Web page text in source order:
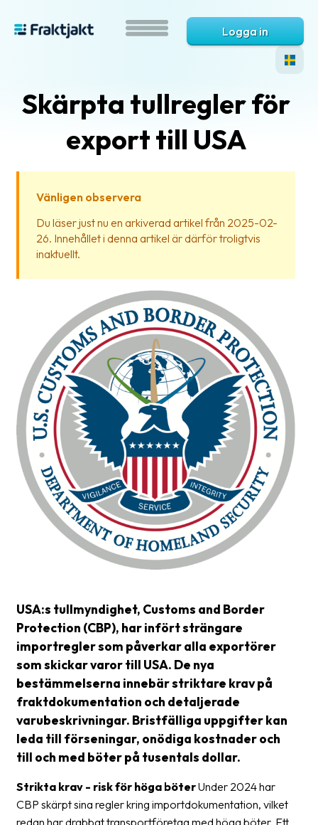
är
Fraktjakt?
Hjälp?
Vanliga
frågor
&
svar
Ordlista
Paketering
Frakthandlingar
Skrivarinställningar
Tulldeklarationer
Leveransvillkor
Upphämtningar
Nedladdningar
Streckkodsläsare
Om
företaget
Om
Pressrum
Logga in
Skärpta tullregler för
export till USA
Vänligen observera
Du läser just nu en arkiverad artikel från 2025-02-
26. Innehållet i denna artikel är därför troligtvis
inaktuellt.
USA:s tullmyndighet, Customs and Border
Protection (CBP), har infört strängare
importregler som påverkar alla exportörer
som skickar varor till USA. De nya
bestämmelserna innebär striktare krav på
fraktdokumentation och detaljerade
varubeskrivningar. Bristfälliga uppgifter kan
leda till förseningar, onödiga kostnader och
till och med böter på tusentals dollar.
Strikta krav - risk för höga böterUnder 2024 har
CBP skärpt sina regler kring importdokumentation, vilket
redan har drabbat transportföretag med höga böter. Ett